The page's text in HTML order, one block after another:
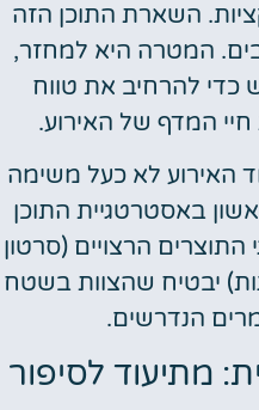
השארת התוכן הזה
המטרה היא למחזר,
כדי להרחיב את טווח
המדף של האירוע.
האירוע לא כעל משימה
באסטרטגיית התוכן
הרצויים (סרטון
יבטיח שהצוות בשטח
הנדרשים.
מתיעוד לסיפור